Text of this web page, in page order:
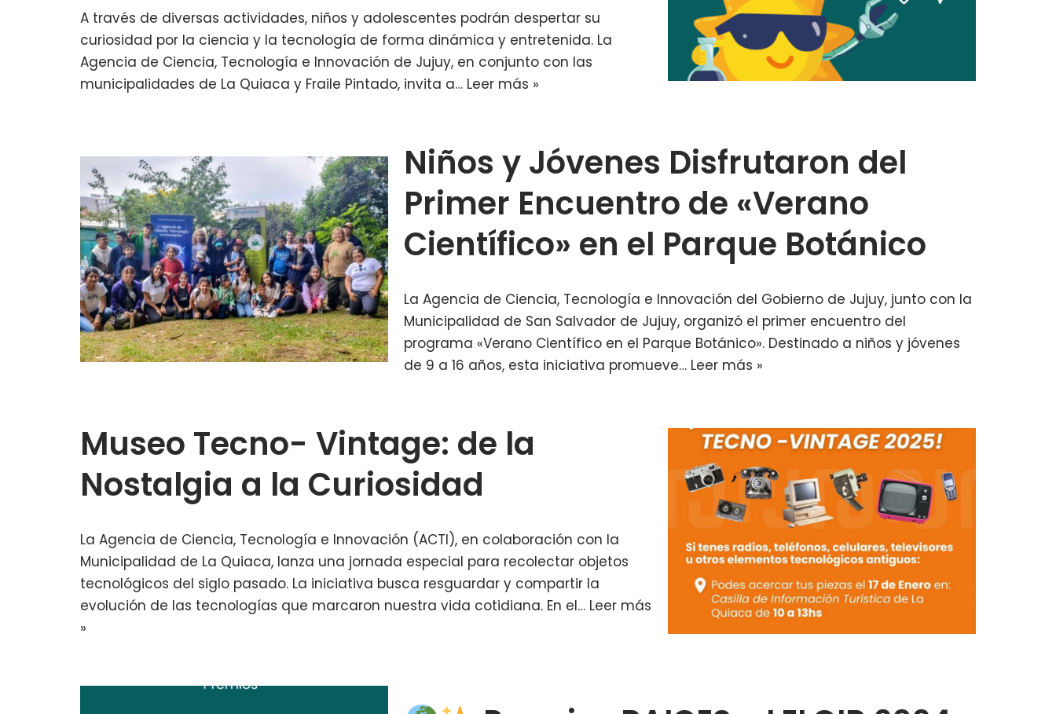
A través de diversas actividades, niños y adolescentes podrán despertar su
curiosidad por la ciencia y la tecnología de forma dinámica y entretenida. La
Agencia de Ciencia, Tecnología e Innovación de Jujuy, en conjunto con las
municipalidades de La Quiaca y Fraile Pintado, invita a… Leer más »
Niños y Jóvenes Disfrutaron del
Primer Encuentro de «Verano
Científico» en el Parque Botánico
La Agencia de Ciencia, Tecnología e Innovación del Gobierno de Jujuy, junto con la
Municipalidad de San Salvador de Jujuy, organizó el primer encuentro del
programa «Verano Científico en el Parque Botánico». Destinado a niños y jóvenes
de 9 a 16 años, esta iniciativa promueve… Leer más »
Museo Tecno- Vintage: de la
Nostalgia a la Curiosidad
La Agencia de Ciencia, Tecnología e Innovación (ACTI), en colaboración con la
Municipalidad de La Quiaca, lanza una jornada especial para recolectar objetos
tecnológicos del siglo pasado. La iniciativa busca resguardar y compartir la
evolución de las tecnologías que marcaron nuestra vida cotidiana. En el… Leer más
»